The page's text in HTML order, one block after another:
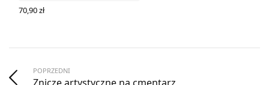
70,90zł
POPRZEDNI
Znicze artystyczne na cmentarz